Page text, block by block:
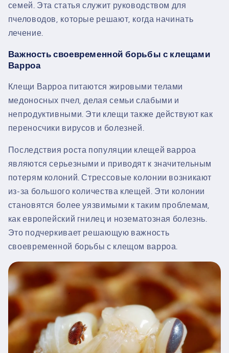
семей. Эта статья служит руководством для
пчеловодов, которые решают, когда начинать
лечение.
Важность своевременной борьбы с клещами
Варроа
Клещи Варроа питаются жировыми телами
медоносных пчел, делая семьи слабыми и
непродуктивными. Эти клещи также действуют как
переносчики вирусов и болезней.
Последствия роста популяции клещей варроа
являются серьезными и приводят к значительным
потерям колоний. Стрессовые колонии возникают
из-за большого количества клещей. Эти колонии
становятся более уязвимыми к таким проблемам,
как европейский гнилец и нозематозная болезнь.
Это подчеркивает решающую важность
своевременной борьбы с клещом варроа.